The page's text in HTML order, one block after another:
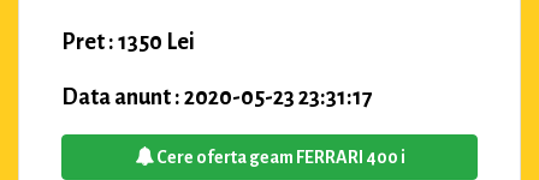
Pret : 1350 Lei
Data anunt : 2020-05-23 23:31:17
Cere oferta geam FERRARI 400 i